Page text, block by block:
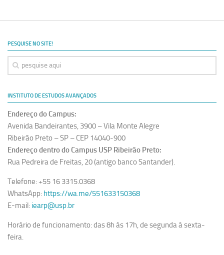
PESQUISE NO SITE!
INSTITUTO DE ESTUDOS AVANÇADOS
Endereço do Campus:
Avenida Bandeirantes, 3900 – Vila Monte Alegre
Ribeirão Preto – SP – CEP 14040-900
Endereço dentro do Campus USP Ribeirão Preto:
Rua Pedreira de Freitas, 20 (antigo banco Santander).
Telefone: +55 16 3315.0368
WhatsApp: https://wa.me/551633150368
E-mail: iearp@usp.br
Horário de funcionamento: das 8h às 17h, de segunda à sexta-
feira.